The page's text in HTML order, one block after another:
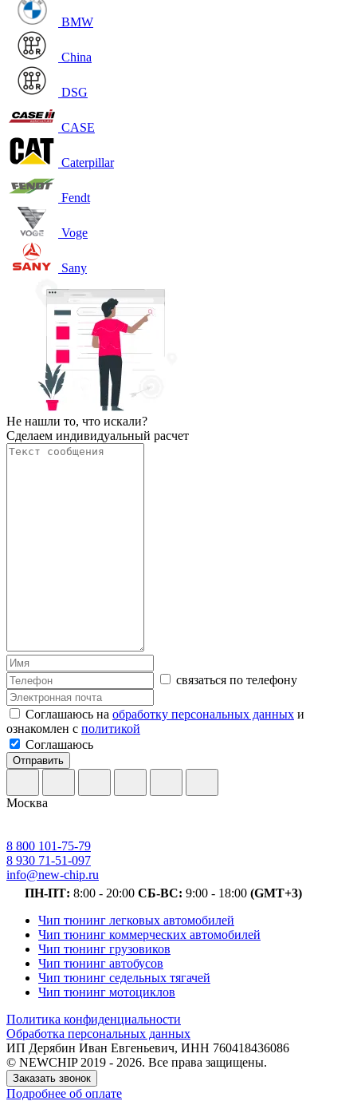
BMW
China
DSG
CASE
Caterpillar
Fendt
Voge
Sany
Не нашли то, что искали?
Сделаем индивидуальный расчет
связаться по телефону
Соглашаюсь на обработку персональных данных и
ознакомлен с политикой
Соглашаюсь
Отправить
Москва
8 800 101-75-79
8 930 71-51-097
info@new-chip.ru
ПН-ПТ: 8:00 - 20:00 СБ-ВС: 9:00 - 18:00 (GMT+3)
Чип тюнинг легковых автомобилей
Чип тюнинг коммерческих автомобилей
Чип тюнинг грузовиков
Чип тюнинг автобусов
Чип тюнинг седельных тягачей
Чип тюнинг мотоциклов
Политика конфиденциальности
Обработка персональных данных
ИП Дерябин Иван Евгеньевич, ИНН 760418436086
© NEWCHIP 2019 - 2026. Все права защищены.
Заказать звонок
Подробнее об оплате